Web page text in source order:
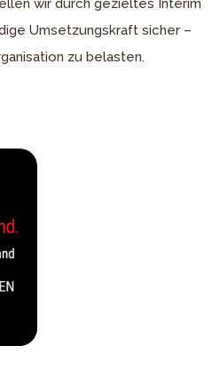
wir durch gezieltes Interim
Umsetzungskraft sicher –
zu belasten.